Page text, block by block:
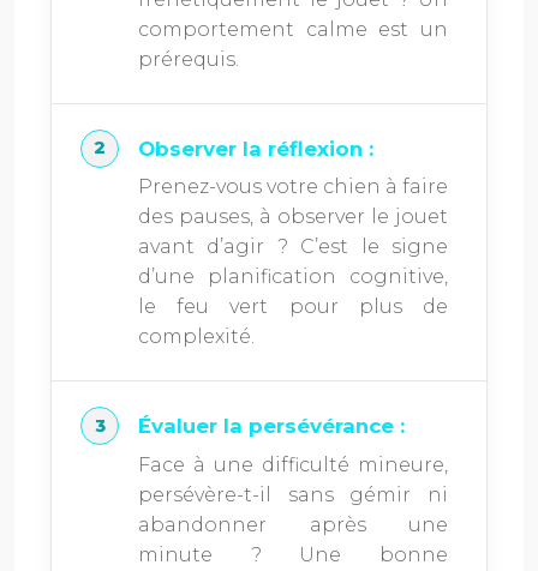
comportement calme est un
prérequis.
Observer la réflexion :
Prenez-vous votre chien à faire
des pauses, à observer le jouet
avant d’agir ? C’est le signe
d’une planification cognitive,
le feu vert pour plus de
complexité.
Évaluer la persévérance :
Face à une difficulté mineure,
persévère-t-il sans gémir ni
abandonner après une
minute ? Une bonne